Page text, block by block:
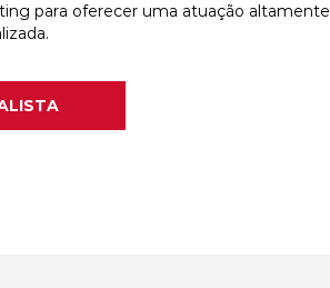
para oferecer uma atuação altamente